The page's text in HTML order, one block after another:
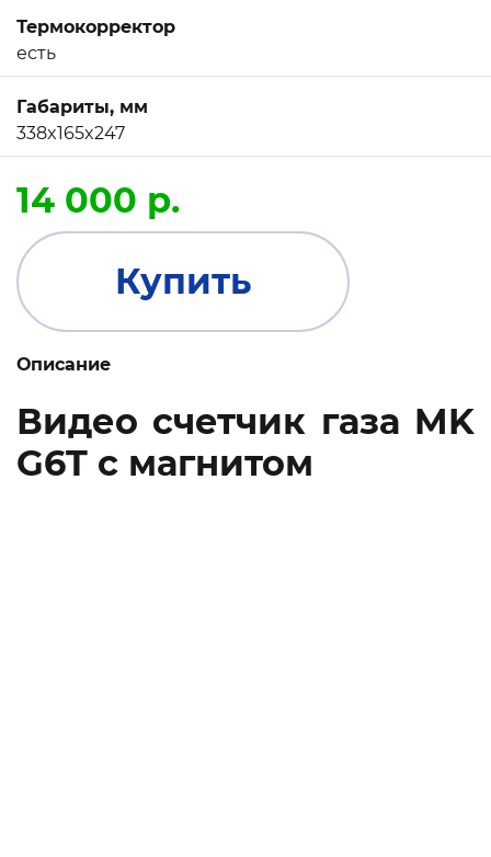
Термокорректор
есть
Габариты, мм
338x165x247
14 000 р.
Купить
Описание
Видео счетчик газа MK
G6T с магнитом